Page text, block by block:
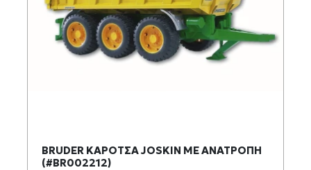
BRUDER ΚΑΡΟΤΣΑ JOSKIN ΜΕ ΑΝΑΤΡΟΠΗ
(#BR002212)